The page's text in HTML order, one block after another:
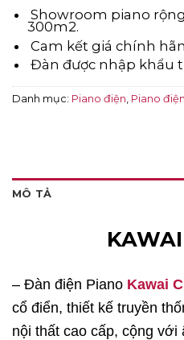
Showroom piano
300m2.
Cam kết giá chính
Đàn được nhập khẩu
Danh mục: Piano điện Piano
MÔ TẢ
– Đàn điện Piano Kawai
cổ điển, thiết kế truyền
nội thất cao cấp, cộng